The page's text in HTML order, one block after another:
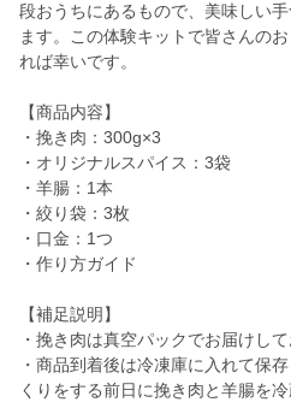
段おうちにあるもので、美味しい
ます。この体験キットで皆さんの
れば幸いです。
【商品内容】
・挽き肉：300g×3
・オリジナルスパイス：3袋
・羊腸：1本
・絞り袋：3枚
・口金：1つ
・作り方ガイド
【補足説明】
・挽き肉は真空パックでお届けして
・商品到着後は冷凍庫に入れて保
くりをする前日に挽き肉と羊腸を